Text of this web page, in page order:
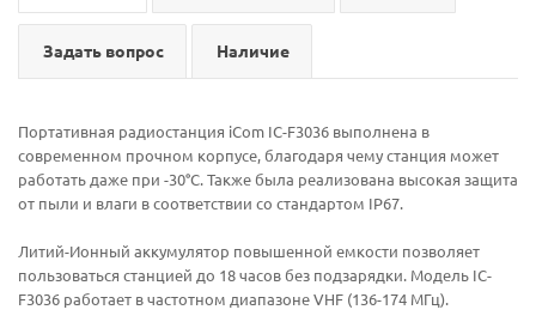
Задать вопрос Наличие
Портативная радиостанция iCom IC-F3036 выполнена в
современном прочном корпусе, благодаря чему станция может
работать даже при -30°С. Также была реализована высокая защита
от пыли и влаги в соответствии со стандартом IP67.
Литий-Ионный аккумулятор повышенной емкости позволяет
пользоваться станцией до 18 часов без подзарядки. Модель IC-
F3036 работает в частотном диапазоне VHF (136-174 МГц).